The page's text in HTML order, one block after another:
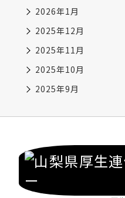
2026年1月
2025年12月
2025年11月
2025年10月
2025年9月